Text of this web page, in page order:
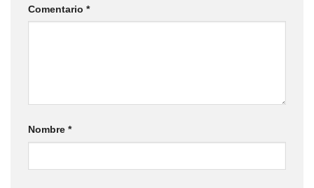
Comentario *
Nombre *